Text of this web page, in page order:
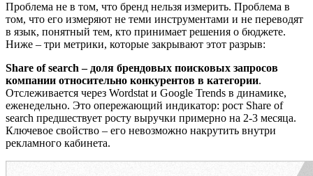
Проблема не в том, что бренд нельзя измерить. Проблема в
том, что его измеряют не теми инструментами и не переводят
в язык, понятный тем, кто принимает решения о бюджете.
Ниже – три метрики, которые закрывают этот разрыв:
Share of search – доля брендовых поисковых запросов
компании относительно конкурентов в категории.
Отслеживается через Wordstat и Google Trends в динамике,
еженедельно. Это опережающий индикатор: рост Share of
search предшествует росту выручки примерно на 2-3 месяца.
Ключевое свойство – его невозможно накрутить внутри
рекламного кабинета.